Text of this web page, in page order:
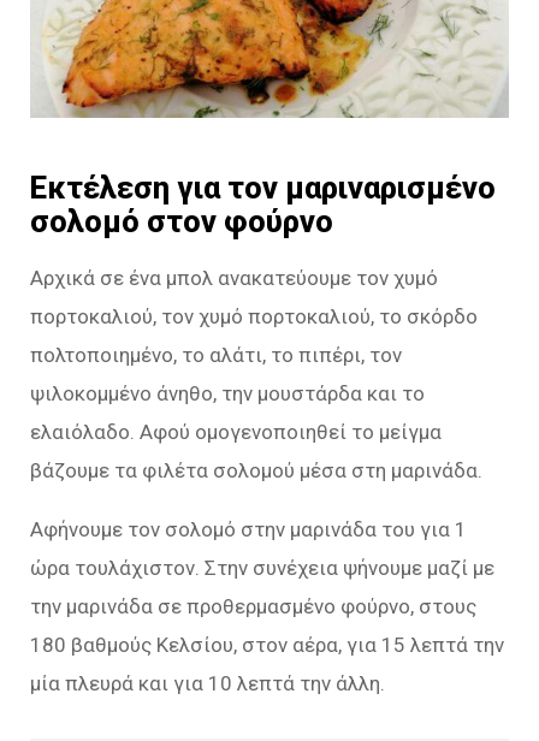
Εκτέλεση για τον μαριναρισμένο
σολομό στον φούρνο
Αρχικά σε ένα μπολ ανακατεύουμε τον χυμό
πορτοκαλιού, τον χυμό πορτοκαλιού, το σκόρδο
πολτοποιημένο, το αλάτι, το πιπέρι, τον
ψιλοκομμένο άνηθο, την μουστάρδα και το
ελαιόλαδο. Αφού ομογενοποιηθεί το μείγμα
βάζουμε τα φιλέτα σολομού μέσα στη μαρινάδα.
Αφήνουμε τον σολομό στην μαρινάδα του για 1
ώρα τουλάχιστον. Στην συνέχεια ψήνουμε μαζί με
την μαρινάδα σε προθερμασμένο φούρνο, στους
180 βαθμούς Κελσίου, στον αέρα, για 15 λεπτά την
μία πλευρά και για 10 λεπτά την άλλη.